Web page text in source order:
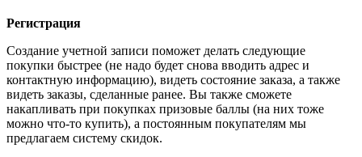
Регистрация
Создание учетной записи поможет делать следующие
покупки быстрее (не надо будет снова вводить адрес и
контактную информацию), видеть состояние заказа, а также
видеть заказы, сделанные ранее. Вы также сможете
накапливать при покупках призовые баллы (на них тоже
можно что-то купить), а постоянным покупателям мы
предлагаем систему скидок.